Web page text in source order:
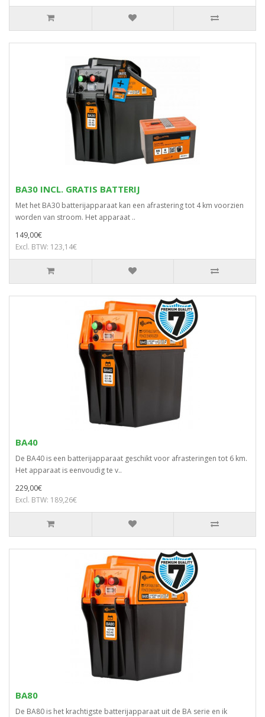
BA30 INCL. GRATIS BATTERIJ
Met het BA30 batterijapparaat kan een afrastering tot 4 km voorzien
worden van stroom. Het apparaat ..
149,00€
Excl. BTW: 123,14€
BA40
De BA40 is een batterijapparaat geschikt voor afrasteringen tot 6 km.
Het apparaat is eenvoudig te v..
229,00€
Excl. BTW: 189,26€
BA80
De BA80 is het krachtigste batterijapparaat uit de BA serie en ik